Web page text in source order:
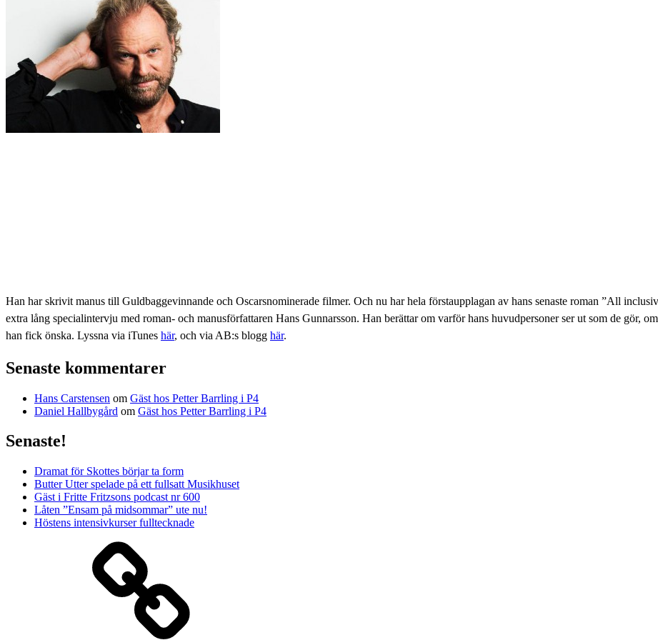
Han har skrivit manus till Guldbaggevinnande och Oscarsnominerade filmer. Och nu har hela förstaupplagan av hans senaste roman ”All
extra lång specialintervju med roman- och manusförfattaren Hans Gunnarsson. Han berättar om varför hans huvudpersoner ser ut som de gör,
han fick önska. Lyssna via iTunes här, och via AB:s blogg här.
Senaste kommentarer
Hans Carstensen om Gäst hos Petter Barrling i P4
Daniel Hallbygård om Gäst hos Petter Barrling i P4
Senaste!
Dramat för Skottes börjar ta form
Butter Utter spelade på ett fullsatt Musikhuset
Gäst i Fritte Fritzsons podcast nr 600
Låten ”Ensam på midsommar” ute nu!
Höstens intensivkurser fulltecknade